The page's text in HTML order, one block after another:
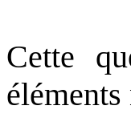
Cette